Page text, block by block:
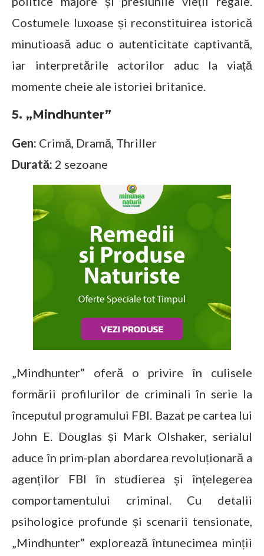
Costumele luxoase și reconstituirea istorică
minutioasă aduc o autenticitate captivantă,
iar interpretările actorilor aduc la viață
momente cheie ale istoriei britanice.
5. „Mindhunter”
Gen: Crimă, Dramă, Thriller
Durată: 2 sezoane
„Mindhunter” oferă o privire în culisele
formării profilurilor de criminali în serie la
începutul programului FBI. Bazat pe cartea lui
John E. Douglas și Mark Olshaker, serialul
aduce în prim-plan abordarea revoluționară a
agenților FBI în studierea și înțelegerea
comportamentului criminal. Cu detalii
psihologice profunde și scenarii tensionate,
„Mindhunter” explorează întunecimea minții